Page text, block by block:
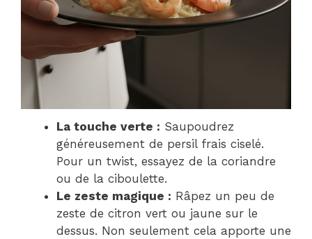
La touche verte : Saupoudrez
généreusement de persil frais ciselé.
Pour un twist, essayez de la coriandre
ou de la ciboulette.
Le zeste magique : Râpez un peu de
zeste de citron vert ou jaune sur le
dessus. Non seulement cela apporte une